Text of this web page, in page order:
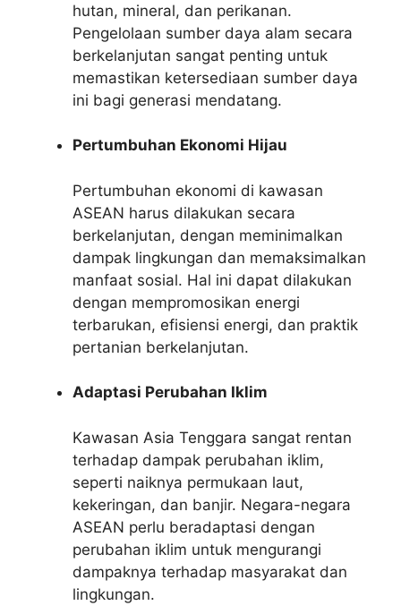
hutan, mineral, dan perikanan.
Pengelolaan sumber daya alam secara
berkelanjutan sangat penting untuk
memastikan ketersediaan sumber daya
ini bagi generasi mendatang.
Pertumbuhan Ekonomi Hijau
Pertumbuhan ekonomi di kawasan
ASEAN harus dilakukan secara
berkelanjutan, dengan meminimalkan
dampak lingkungan dan memaksimalkan
manfaat sosial. Hal ini dapat dilakukan
dengan mempromosikan energi
terbarukan, efisiensi energi, dan praktik
pertanian berkelanjutan.
Adaptasi Perubahan Iklim
Kawasan Asia Tenggara sangat rentan
terhadap dampak perubahan iklim,
seperti naiknya permukaan laut,
kekeringan, dan banjir. Negara-negara
ASEAN perlu beradaptasi dengan
perubahan iklim untuk mengurangi
dampaknya terhadap masyarakat dan
lingkungan.